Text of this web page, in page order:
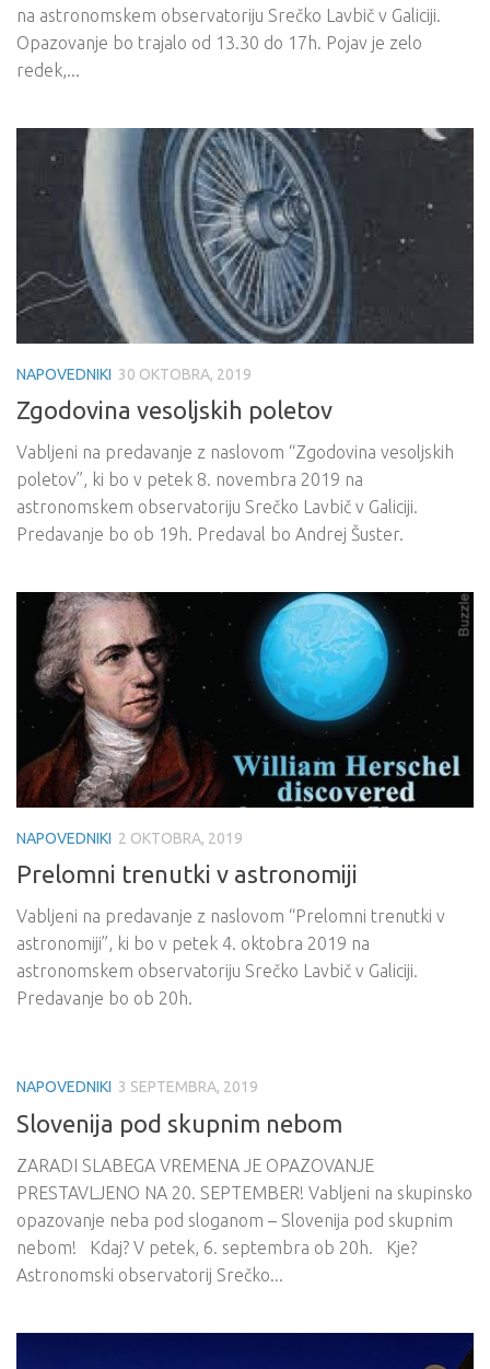
na astronomskem observatoriju Srečko Lavbič v Galiciji.
Opazovanje bo trajalo od 13.30 do 17h. Pojav je zelo
redek,...
NAPOVEDNIKI 30 OKTOBRA, 2019
Zgodovina vesoljskih poletov
Vabljeni na predavanje z naslovom “Zgodovina vesoljskih
poletov”, ki bo v petek 8. novembra 2019 na
astronomskem observatoriju Srečko Lavbič v Galiciji.
Predavanje bo ob 19h. Predaval bo Andrej Šuster.
NAPOVEDNIKI 2 OKTOBRA, 2019
Prelomni trenutki v astronomiji
Vabljeni na predavanje z naslovom “Prelomni trenutki v
astronomiji”, ki bo v petek 4. oktobra 2019 na
astronomskem observatoriju Srečko Lavbič v Galiciji.
Predavanje bo ob 20h.
NAPOVEDNIKI 3 SEPTEMBRA, 2019
Slovenija pod skupnim nebom
ZARADI SLABEGA VREMENA JE OPAZOVANJE
PRESTAVLJENO NA 20. SEPTEMBER! Vabljeni na skupinsko
opazovanje neba pod sloganom – Slovenija pod skupnim
nebom! Kdaj? V petek, 6. septembra ob 20h. Kje?
Astronomski observatorij Srečko...